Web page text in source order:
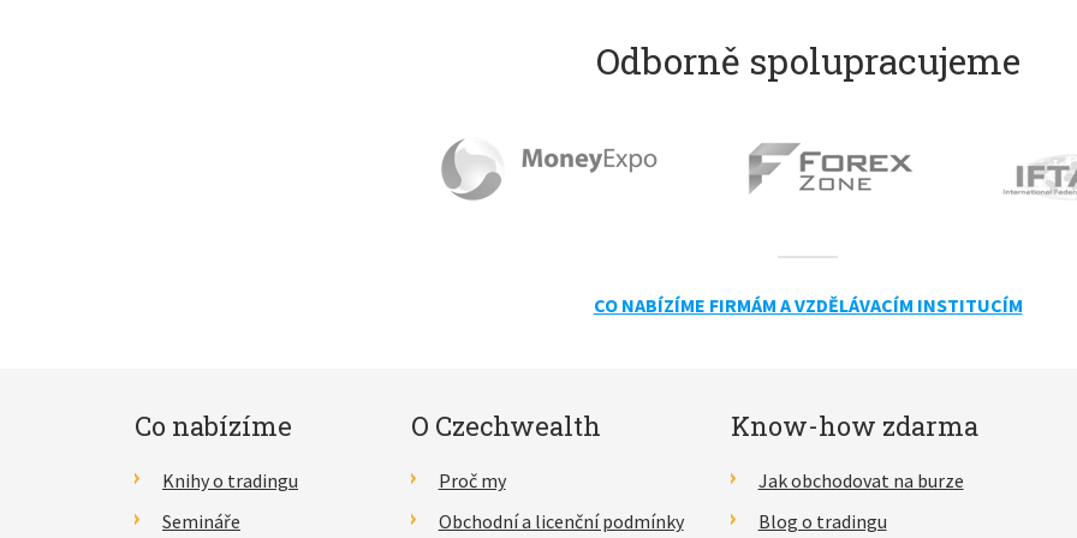
Odborně spolupracujeme
CO NABÍZÍME FIRMÁM A VZDĚLÁVACÍM INSTITUCÍM
Co nabízíme
Knihy o tradingu
Semináře
O Czechwealth
Proč my
Obchodní a licenční podmínky
Know-how zdarma
Jak obchodovat na burze
Blog o tradingu